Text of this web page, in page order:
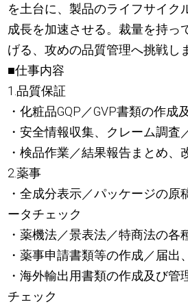
を土台に、製品のライフサイク
成長を加速させる。裁量を持っ
げる、攻めの品質管理へ挑戦し
■仕事内容
1.品質保証
・化粧品GQP／GVP書類の作成
・安全情報収集、クレーム調査
・検品作業／結果報告まとめ、
2.薬事
・全成分表示／パッケージの原
ータチェック
・薬機法／景表法／特商法の各
・薬事申請書類等の作成／届出
・海外輸出用書類の作成及び管
チェック